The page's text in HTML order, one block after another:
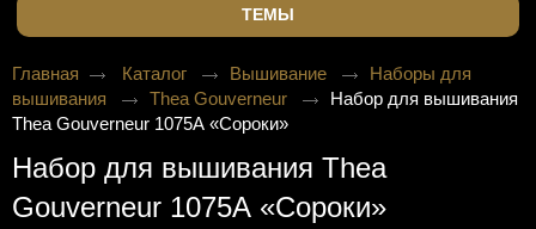
ТЕМЫ
Главная Каталог Вышивание
Наборы для
вышивания
Thea Gouverneur
Набор для вышивания
Thea Gouverneur 1075А «Сороки»
Набор для вышивания Thea
Gouverneur 1075А «Сороки»